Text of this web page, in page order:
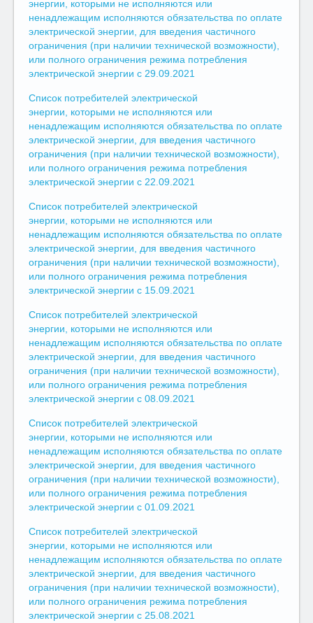
энергии, которыми не исполняются или
ненадлежащим исполняются обязательства по оплате
электрической энергии, для введения частичного
ограничения (при наличии технической возможности),
или полного ограничения режима потребления
электрической энергии с 29.09.2021
Список потребителей электрической
энергии, которыми не исполняются или
ненадлежащим исполняются обязательства по оплате
электрической энергии, для введения частичного
ограничения (при наличии технической возможности),
или полного ограничения режима потребления
электрической энергии с 22.09.2021
Список потребителей электрической
энергии, которыми не исполняются или
ненадлежащим исполняются обязательства по оплате
электрической энергии, для введения частичного
ограничения (при наличии технической возможности),
или полного ограничения режима потребления
электрической энергии с 15.09.2021
Список потребителей электрической
энергии, которыми не исполняются или
ненадлежащим исполняются обязательства по оплате
электрической энергии, для введения частичного
ограничения (при наличии технической возможности),
или полного ограничения режима потребления
электрической энергии с 08.09.2021
Список потребителей электрической
энергии, которыми не исполняются или
ненадлежащим исполняются обязательства по оплате
электрической энергии, для введения частичного
ограничения (при наличии технической возможности),
или полного ограничения режима потребления
электрической энергии с 01.09.2021
Список потребителей электрической
энергии, которыми не исполняются или
ненадлежащим исполняются обязательства по оплате
электрической энергии, для введения частичного
ограничения (при наличии технической возможности),
или полного ограничения режима потребления
электрической энергии с 25.08.2021